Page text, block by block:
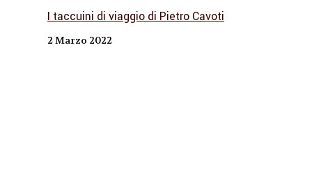
I taccuini di viaggio di Pietro Cavoti
2 Marzo 2022